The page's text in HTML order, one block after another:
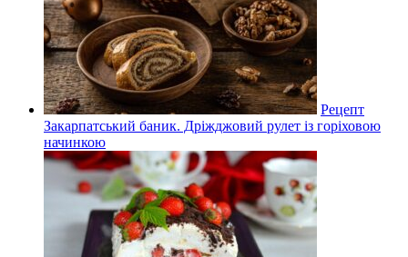
Рецепт
Закарпатський баник. Дріжджовий рулет із горіховою
начинкою